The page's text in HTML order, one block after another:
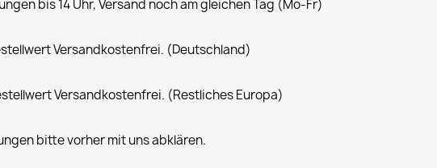
bis 14 Uhr, Versand noch am gleichen Tag (Mo-Fr)
Versandkostenfrei. (Deutschland)
Versandkostenfrei. (Restliches Europa)
bitte vorher mit uns abklären.